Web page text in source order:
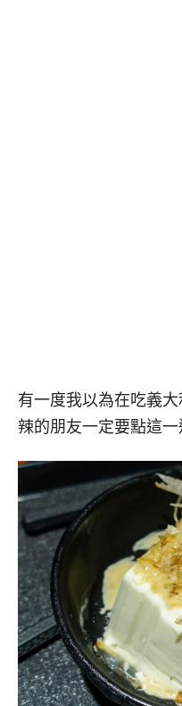
有一度我以為在吃義
辣的朋友一定要點這一